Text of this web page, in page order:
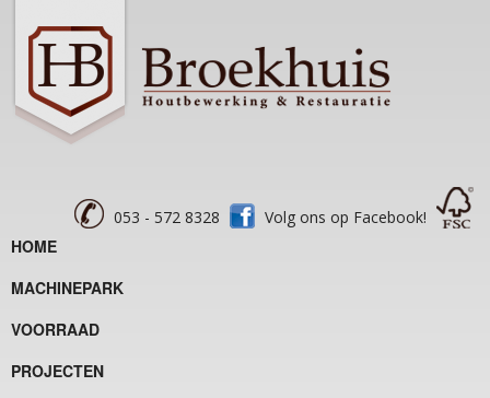
053 - 572 8328 Volg ons op Facebook!
HOME
MACHINEPARK
VOORRAAD
PROJECTEN